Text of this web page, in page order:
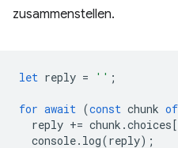
zusammenstellen.
let reply = '' ;
for await (const chunk of
reply += chunk .choices[
console. log(reply);